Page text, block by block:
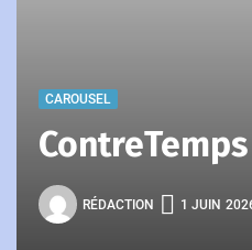
CAROUSEL
RÉDACTION 1 JUIN